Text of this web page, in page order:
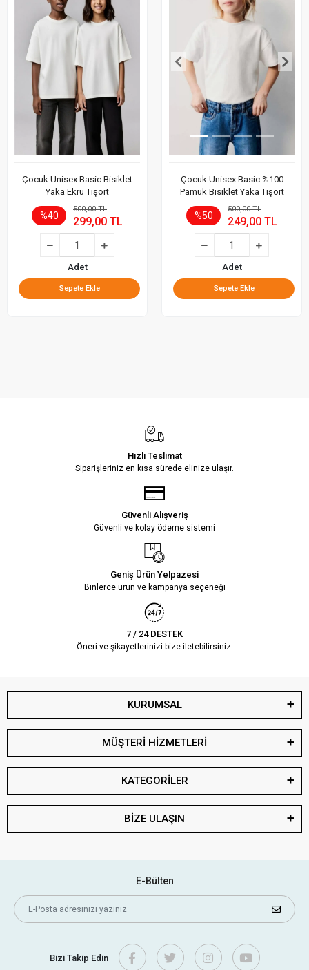
Çocuk Unisex Basic Bisiklet
Yaka Ekru Tişört
%40
500,00 TL
299,00 TL
Adet
Sepete Ekle
Çocuk Unisex Basic %100
Pamuk Bisiklet Yaka Tişört
%50
500,00 TL
249,00 TL
Adet
Sepete Ekle
Hızlı Teslimat
Siparişleriniz en kısa sürede elinize ulaşır.
Güvenli Alışveriş
Güvenli ve kolay ödeme sistemi
Geniş Ürün Yelpazesi
Binlerce ürün ve kampanya seçeneği
7 / 24 DESTEK
Öneri ve şikayetlerinizi bize iletebilirsiniz.
KURUMSAL
MÜŞTERİ HİZMETLERİ
KATEGORİLER
BİZE ULAŞIN
E-Bülten
Bizi Takip Edin